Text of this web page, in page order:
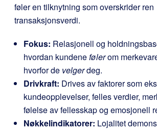
føler en tilknytning som overskrider ren
transaksjonsverdi.
Fokus: Relasjonell og
hvordan kundenefølerom
hvorfor de velgerdeg.
Drivkraft: Drives av faktorer som
kundeopplevelser, felles verdier,
følelse av fellesskap og emosjonell
Nøkkelindikatorer: Lojalitet